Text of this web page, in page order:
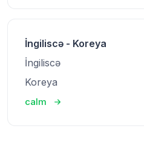
İngiliscə - Koreya
İngiliscə
Koreya
calm